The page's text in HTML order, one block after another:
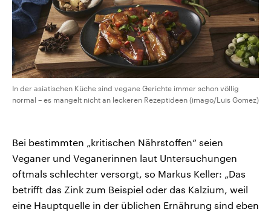
In der asiatischen Küche sind vegane Gerichte immer schon völlig
normal – es mangelt nicht an leckeren Rezeptideen (imago/Luis Gomez)
Bei bestimmten „kritischen Nährstoffen“ seien
Veganer und Veganerinnen laut Untersuchungen
oftmals schlechter versorgt, so Markus Keller: „Das
betrifft das Zink zum Beispiel oder das Kalzium, weil
eine Hauptquelle in der üblichen Ernährung sind eben